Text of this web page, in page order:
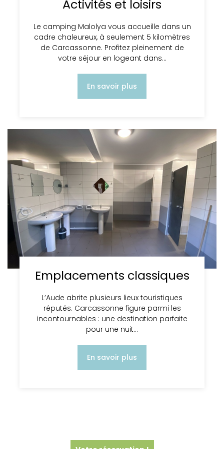
Activités et loisirs
Le camping Malolya vous accueille dans un
cadre chaleureux, à seulement 5 kilomètres
de Carcassonne. Profitez pleinement de
votre séjour en logeant dans…
En savoir plus
Emplacements classiques
L’Aude abrite plusieurs lieux touristiques
réputés. Carcassonne figure parmi les
incontournables : une destination parfaite
pour une nuit…
En savoir plus